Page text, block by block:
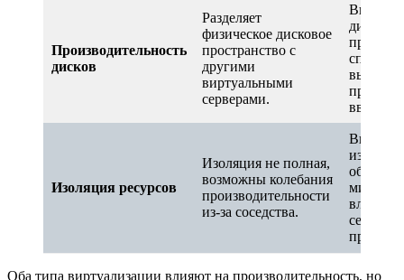
Производительность
дисков
Разделяет
физическое дисковое
пространство с
другими
виртуальными
серверами.
дисковое
высокой
ввода-
Изоляция ресурсов
Изоляция не полная,
возможны колебания
производительности
из-за соседства.
Высокая
влияние
Оба типа виртуализации влияют на производительность, но